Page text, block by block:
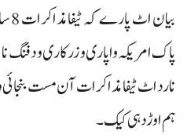
پاک امریکہ واپاری و زرکاری
نا رد اٹ ٹیفا مذاکرات آن مست بنجائی
ہم اوڑدہی کیک۔